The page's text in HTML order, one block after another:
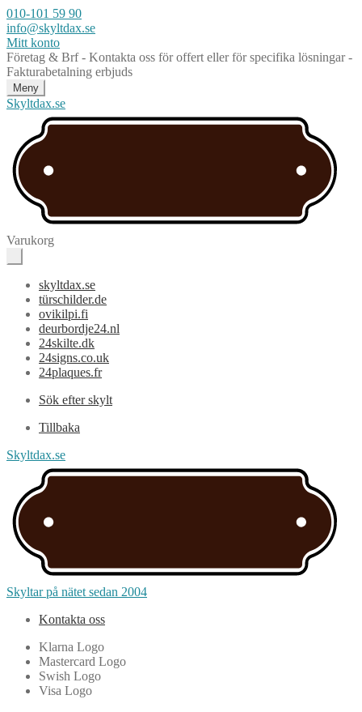
010-101 59 90
info@skyltdax.se
Mitt konto
Företag & Brf - Kontakta oss för offert eller för specifika lösningar -
Fakturabetalning erbjuds
Meny
Skyltdax.se
Varukorg
skyltdax.se
türschilder.de
ovikilpi.fi
deurbordje24.nl
24skilte.dk
24signs.co.uk
24plaques.fr
Sök efter skylt
Tillbaka
Skyltdax.se
Skyltar på nätet sedan 2004
Kontakta oss
Klarna Logo
Mastercard Logo
Swish Logo
Visa Logo